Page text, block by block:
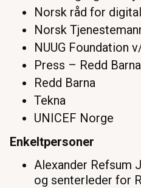
Norsk råd for
Norsk
NUUG Foundation
Press – Redd Barna
Redd Barna
Tekna
UNICEF Norge
Enkeltpersoner
Alexander Refsum
og senterleder for